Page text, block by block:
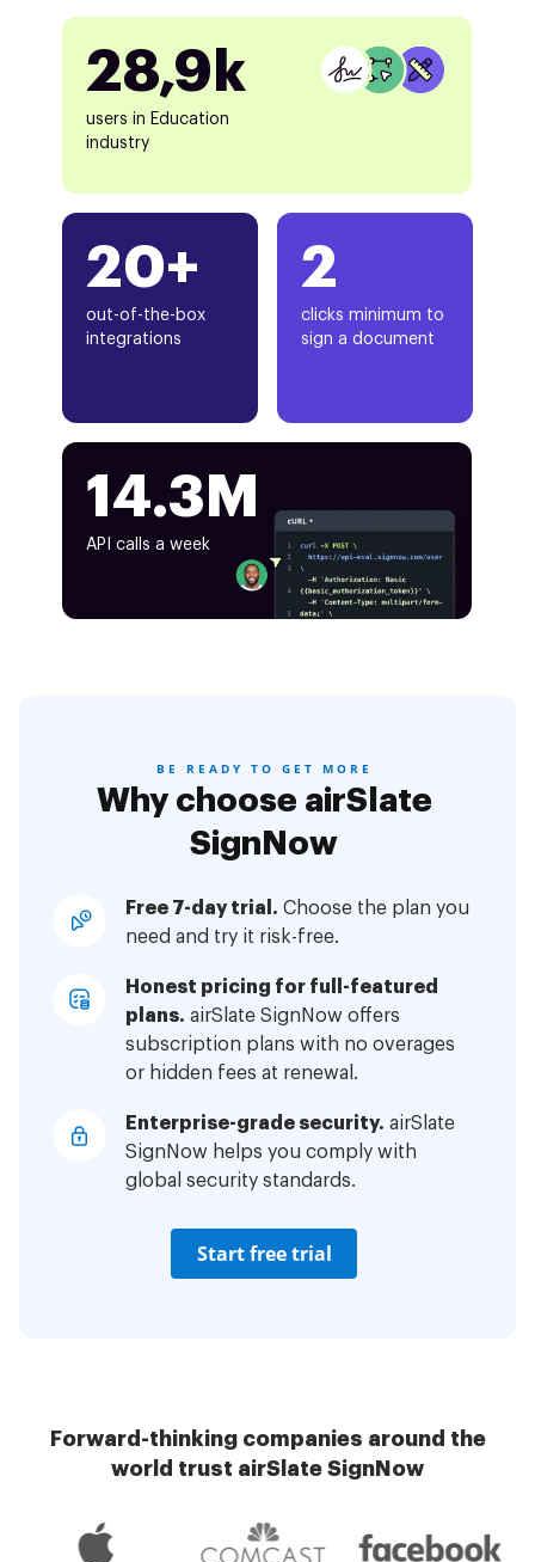
20+
out-of-the-box
integrations
28,9k
users in Education
industry
2
clicks minimum to
sign a document
14.3M
API calls a week
BE READY TO GET MORE
Why choose airSlate
SignNow
Free 7-day trial. Choose the plan you
need and try it risk-free.
Honest pricing for full-featured
plans. airSlate SignNow offers
subscription plans with no overages
or hidden fees at renewal.
Enterprise-grade security. airSlate
SignNow helps you comply with
global security standards.
Start free trial
Forward-thinking companies around the
world trust airSlate SignNow